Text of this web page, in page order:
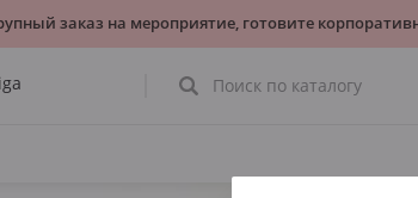
заказ на мероприятие, готовите